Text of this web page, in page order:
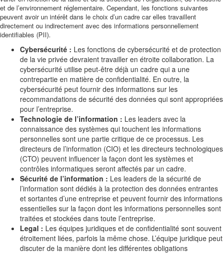
et de l’environnement réglementaire. Cependant, les fonctions suivantes
peuvent avoir un intérêt dans le choix d’un cadre car elles travaillent
directement ou indirectement avec des informations personnellement
identifiables (PII).
Cybersécurité : Les fonctions de cybersécurité et de protection
de la vie privée devraient travailler en étroite collaboration. La
cybersécurité utilise peut-être déjà un cadre qui a une
contrepartie en matière de confidentialité. En outre, la
cybersécurité peut fournir des informations sur les
recommandations de sécurité des données qui sont appropriées
pour l’entreprise.
Technologie de l’information : Les leaders avec la
connaissance des systèmes qui touchent les informations
personnelles sont une partie critique de ce processus. Les
directeurs de l’information (CIO) et les directeurs technologiques
(CTO) peuvent influencer la façon dont les systèmes et
contrôles informatiques seront affectés par un cadre.
Sécurité de l’information : Les leaders de la sécurité de
l’information sont dédiés à la protection des données entrantes
et sortantes d’une entreprise et peuvent fournir des informations
essentielles sur la façon dont les informations personnelles sont
traitées et stockées dans toute l’entreprise.
Legal : Les équipes juridiques et de confidentialité sont souvent
étroitement liées, parfois la même chose. L’équipe juridique peut
discuter de la manière dont les différentes obligations